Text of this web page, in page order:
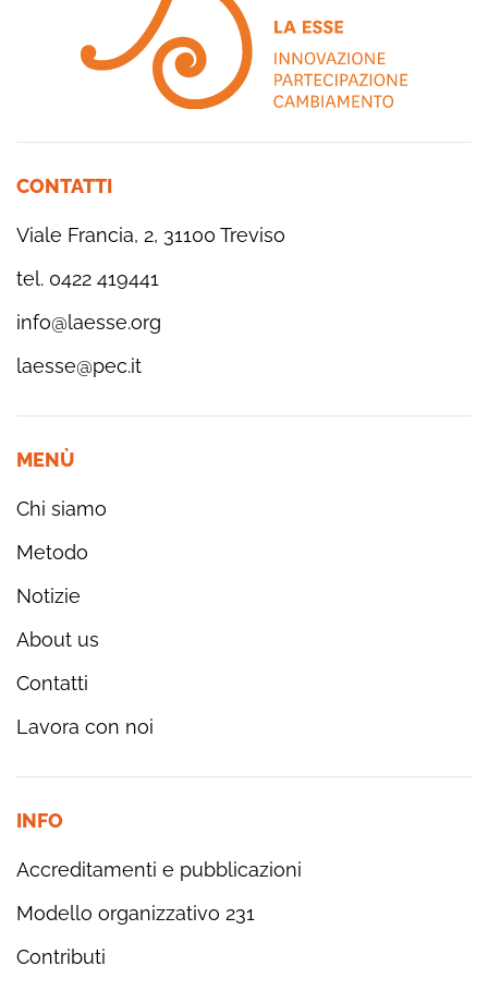
CONTATTI
Viale Francia, 2, 31100 Treviso
tel. 0422 419441
info@laesse.org
laesse@pec.it
MENÙ
Chi siamo
Metodo
Notizie
About us
Contatti
Lavora con noi
INFO
Accreditamenti e pubblicazioni
Modello organizzativo 231
Contributi